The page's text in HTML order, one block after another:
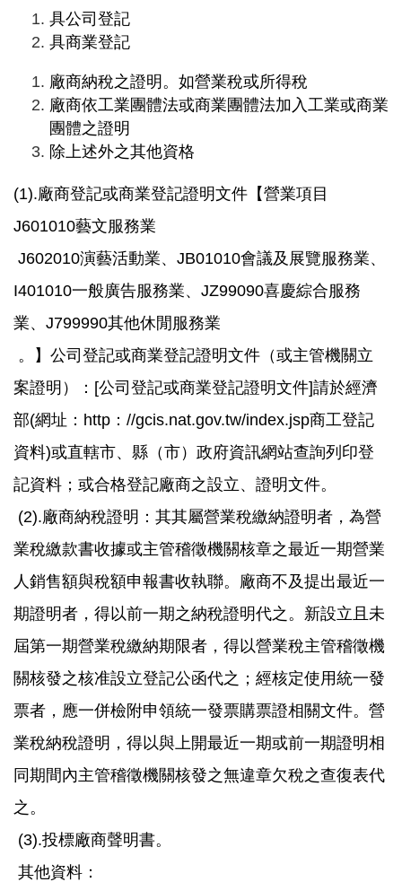
具公司登記
具商業登記
廠商納稅之證明。如營業稅或所得稅
廠商依工業團體法或商業團體法加入工業或商業
團體之證明
除上述外之其他資格
(1).廠商登記或商業登記證明文件【營業項目
J601010藝文服務業
J602010演藝活動業、JB01010會議及展覽服務業、
I401010一般廣告服務業、JZ99090喜慶綜合服務
業、J799990其他休閒服務業
。】公司登記或商業登記證明文件（或主管機關立
案證明）：[公司登記或商業登記證明文件]請於經濟
部(網址：http：//gcis.nat.gov.tw/index.jsp商工登記
資料)或直轄市、縣（市）政府資訊網站查詢列印登
記資料；或合格登記廠商之設立、證明文件。
(2).廠商納稅證明：其其屬營業稅繳納證明者，為營
業稅繳款書收據或主管稽徵機關核章之最近一期營業
人銷售額與稅額申報書收執聯。廠商不及提出最近一
期證明者，得以前一期之納稅證明代之。新設立且未
屆第一期營業稅繳納期限者，得以營業稅主管稽徵機
關核發之核准設立登記公函代之；經核定使用統一發
票者，應一併檢附申領統一發票購票證相關文件。營
業稅納稅證明，得以與上開最近一期或前一期證明相
同期間內主管稽徵機關核發之無違章欠稅之查復表代
之。
(3).投標廠商聲明書。
其他資料：